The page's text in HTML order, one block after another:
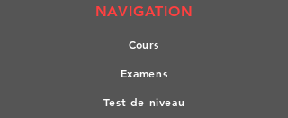
NAVIGATION
Cours
Examens
Test de niveau